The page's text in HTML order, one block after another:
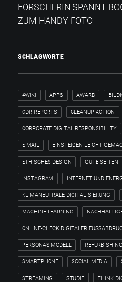
FORSCHERIN SPANNT
ZUM HANDY-FOTO
SCHLAGWORTE
#WIKI APPS AWARD
CDR-REPORTS CLEANUP-ACTION
CORPORATE DIGITAL RESPONSIBILITY
E-MAIL EINSTEIGEN LEICHT
ETHISCHES DESIGN GUTE SEITEN
INSTAGRAM INTERNET UND
KLIMANEUTRALE DIGITALISIERUNG
MACHINE-LEARNING
ONLINE-CHECK DIGITALER FUSSABDRUCK
PERSONAS-MODELL REFURBISHING
SMARTPHONE SOCIAL MEDIA
STREAMING STUDIE THINK